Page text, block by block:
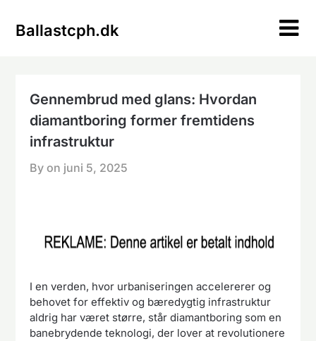
Ballastcph.dk
Gennembrud med glans: Hvordan
diamantboring former fremtidens
infrastruktur
By on juni 5, 2025
I en verden, hvor urbaniseringen accelererer og
behovet for effektiv og bæredygtig infrastruktur
aldrig har været større, står diamantboring som en
banebrydende teknologi, der lover at revolutionere